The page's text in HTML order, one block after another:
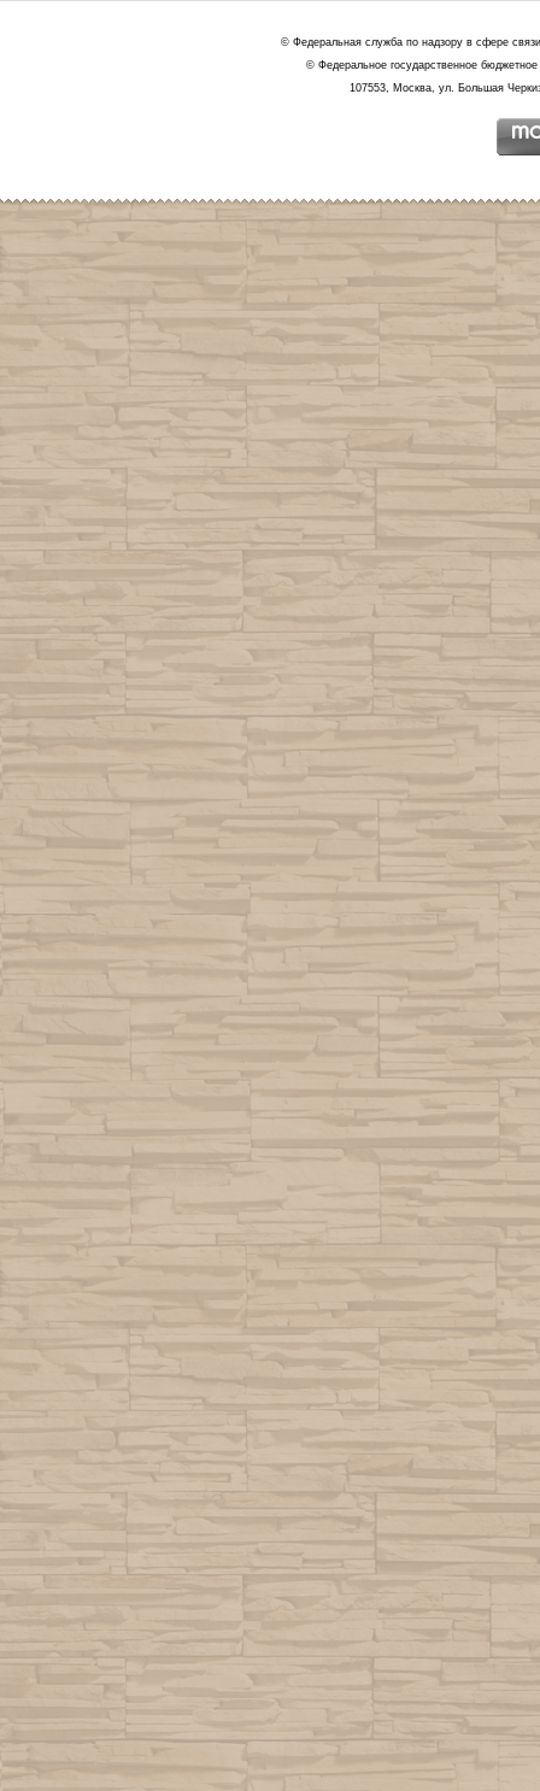
© Федеральная служба по надзору в сфере
© Федеральное государственное
107553, Москва, ул. Большая